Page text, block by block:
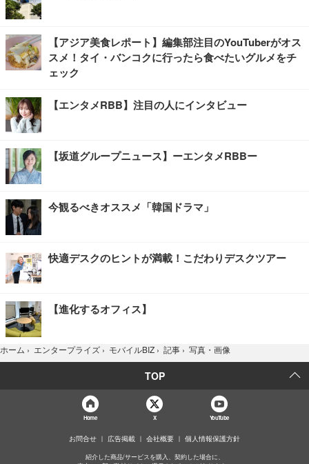
【アジア美食レポート】編集部注目のYouTuberがオス
スメ！タイ・バンコクに行ったら食べたいグルメをチ
ェック
【エンタメRBB】注目の人にインタビュー
【坂道グループニュース】ーエンタメRBBー
今観るべきオススメ「韓国ドラマ」
快適デスクのヒントが満載！こだわりデスクツアー
【進化するオフィス】
ホーム › エンタープライズ › モバイルBIZ › 記事 › 写真・画像
TOP
Home X YouTube
お問合せ 広告掲載 会社概要 個人情報保護方針
紹介した商品/サービスを購入、契約した場合に、